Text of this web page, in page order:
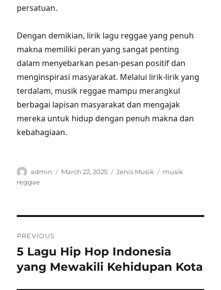
persatuan.
Dengan demikian, lirik lagu reggae yang penuh
makna memiliki peran yang sangat penting
dalam menyebarkan pesan-pesan positif dan
menginspirasi masyarakat. Melalui lirik-lirik yang
terdalam, musik reggae mampu merangkul
berbagai lapisan masyarakat dan mengajak
mereka untuk hidup dengan penuh makna dan
kebahagiaan.
Author
admin
Posted
March 22, 2025 Categories
Jenis Musik Tags
musik
reggae
navigation
PREVIOUS
Previous
post:
5 Lagu Hip Hop Indonesia
yang Mewakili Kehidupan Kota